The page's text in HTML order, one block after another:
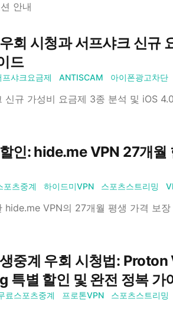
안내
회 시청과 서프샤크 신규
드
프샤크요금제 ANTISCAM 아이폰광고차단
규 가성비 요금제 3종 분석 및 iOS
인: hide.me VPN 27개월
포츠중계 하이드미VPN 스포츠스트리밍
VPN의 27개월 평생 가격 보
중계 우회 시청법:
별 할인 및 완전 정복 가
료스포츠중계 프로톤VPN 스포츠스트리밍